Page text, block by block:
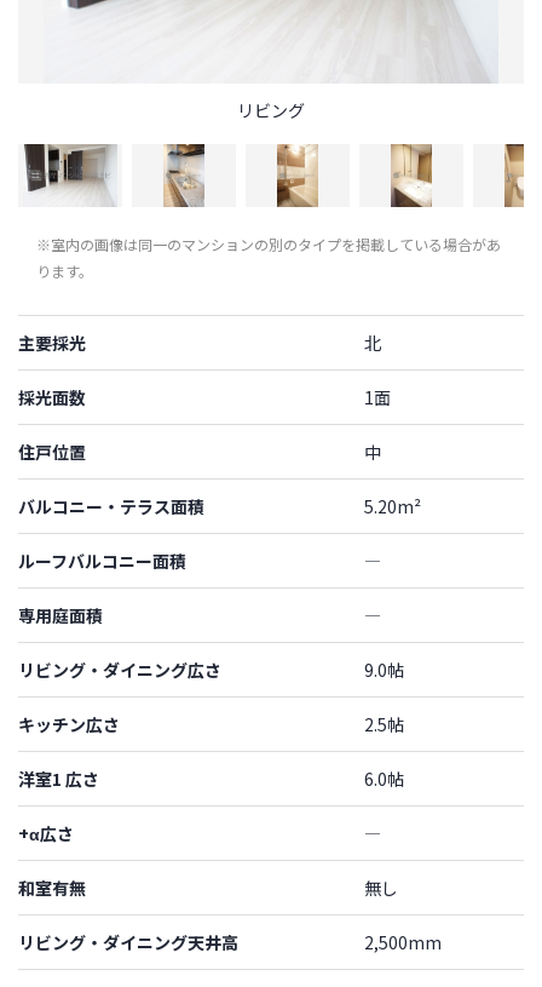
リビング
※室内の画像は同一のマンションの別のタイプを掲載している場合があ
ります。
主要採光 北
採光面数 1面
住戸位置 中
バルコニー・テラス面積 5.20m²
ルーフバルコニー面積 ―
専用庭面積 ―
リビング・ダイニング広さ 9.0帖
キッチン広さ 2.5帖
洋室1 広さ 6.0帖
+α広さ ―
和室有無 無し
リビング・ダイニング天井高 2,500mm